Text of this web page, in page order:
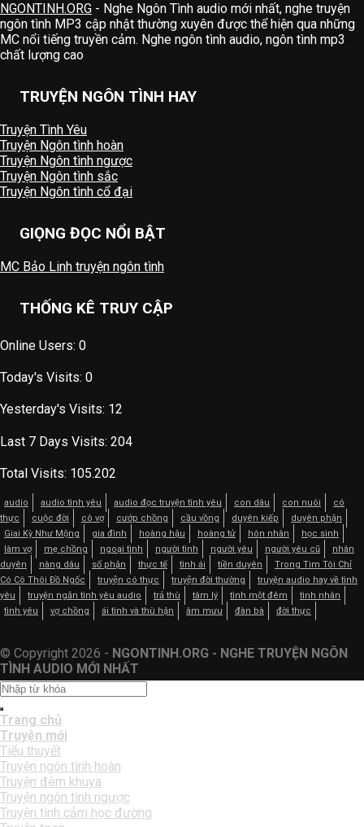
NGONTINH.ORG - Nghe Ngôn Tình audio mới nhất, nghe truyện
ngôn tình MP3 cập nhật thường xuyên được thể hiện qua những
MC nổi tiếng truyền cảm. Nghe ngôn tình audio, ngôn tình mp3
chất lượng cao
TRUYỆN NGÔN TÌNH HAY
Truyện Tình Yêu
Truyện Ngôn tình hoàn
Truyện Ngôn tình ngược
Truyện Ngôn tình sắc
Truyện Ngôn tình cổ đại
GIỌNG ĐỌC NỔI BẬT
MC Bảo Linh truyện ngôn tình
THỐNG KÊ TRUY CẬP
Online Users: 0
Today's Visits: 0
Yesterday's Visits: 12
Last 7 Days Visits: 204
Total Visits: 105.202
audio audio tình yêu audio đọc truyện tình yêu con dâu con nuôi
có
thực
cuộc đời cô vợ cướp chồng cầu vồng duyên kiếp
duyên phận
Giai Kỳ Như Mộng
gia đình hoàng hậu hoàng tử hôn nhân
học sinh
làm vợ
mẹ chồng ngoại tình người tình người yêu người yêu cũ
nhân
duyên
nàng dâu số phận thực tế tình ái tiền duyên
Trong Tim Tôi Chỉ
Có Cô Thôi Đồ Ngốc
truyện có thực truyện đời thường
truyện audio hay về tình
yêu
truyện ngắn tình yêu audio trả thù tâm lý tình một đêm
tình nhân
tình yêu
vợ chồng ái tình và thù hận âm mưu đàn bà đời thực
© Copyright 2026 - NGONTINH.ORG - NGHE TRUYỆN NGÔN
TÌNH AUDIO MỚI NHẤT
Trang chủ
Truyện mới
Tiểu thuyết
Truyện ngôn tình hoàn
Truyện đêm khuya
Truyện ngôn tình ngược
Truyện tình cảm học đường